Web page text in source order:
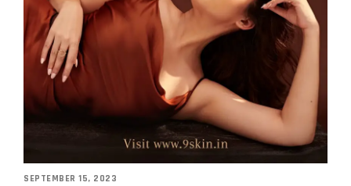
SEPTEMBER 15, 2023